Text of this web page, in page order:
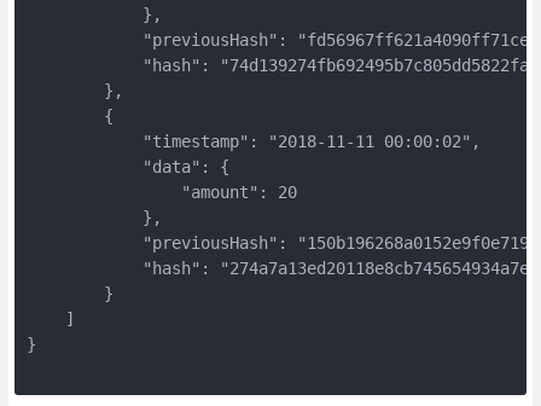
            },
"previousHash":
"hash":
        },
        {
            "timestamp": "2018-11-11 00:00:02",
            "data": {
                "amount": 20
            },
"previousHash":
"hash":
        }
    ]
}